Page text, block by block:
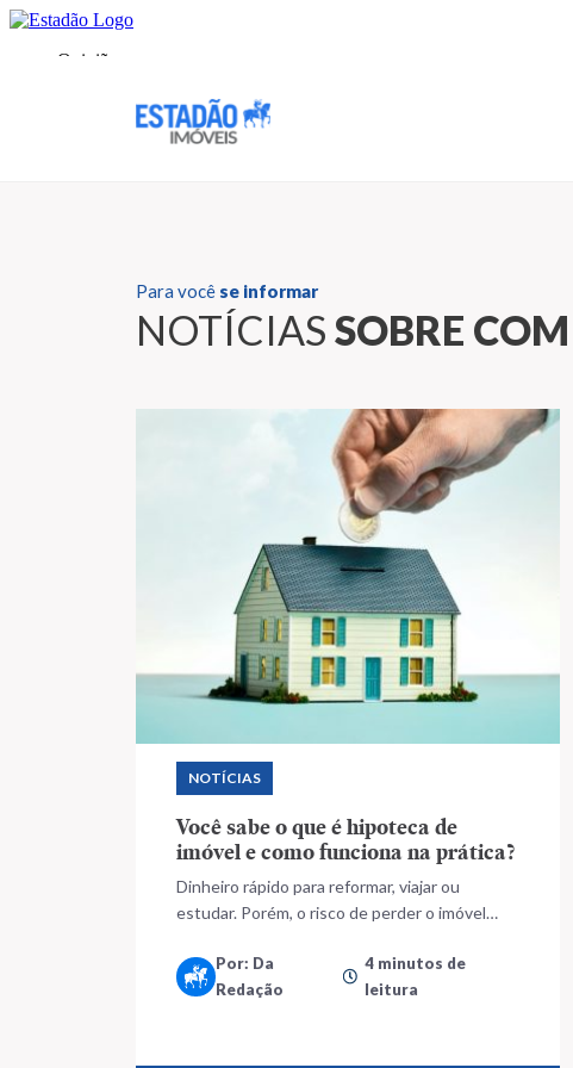
Para você se informar
NOTÍCIASSOBRE
NOTÍCIAS
Você sabe o que é hipoteca de
imóvel e como funciona na prática?
Dinheiro rápido para reformar, viajar ou
estudar. Porém, o risco de perder o imóvel
Por: Da
Redação
4 minutos de
leitura